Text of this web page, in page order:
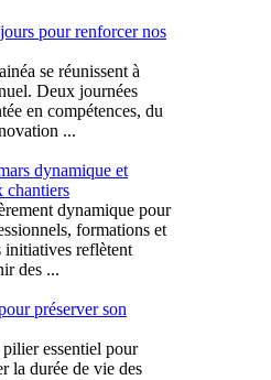
pour renforcer nos
se réunissent à
Deux journées
en compétences, du
...
dynamique et
chantiers
dynamique pour
formations et
initiatives reflètent
des ...
préserver son
essentiel pour
la durée de vie des